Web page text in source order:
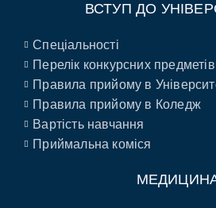
ВСТУП ДО
Спеціальності
Перелік конкурсних предметів
Правила прийому в
Правила прийому в Коледж
Вартість навчання
Приймальна коміся